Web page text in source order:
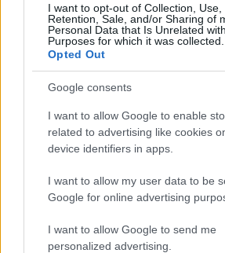
I want to opt-out of Collection, Use,
Retention, Sale, and/or Sharing of
Personal Data that Is Unrelated
Purposes for which it was collected.
Opted Out
Google consents
I want to allow Google to enable
related to advertising like cookies
device identifiers in apps.
I want to allow my user data to be
Google for online advertising
I want to allow Google to send me
personalized advertising.
Kecskeméten is szakirányú
Gál Ferenc Egyetem